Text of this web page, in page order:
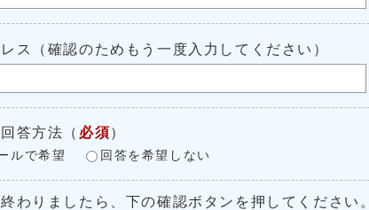
ス（確認のためもう一度入力してください）
答方法 （ 必須）
ルで希望 回答を希望しない
わりましたら、下の確認ボタンを押してください。